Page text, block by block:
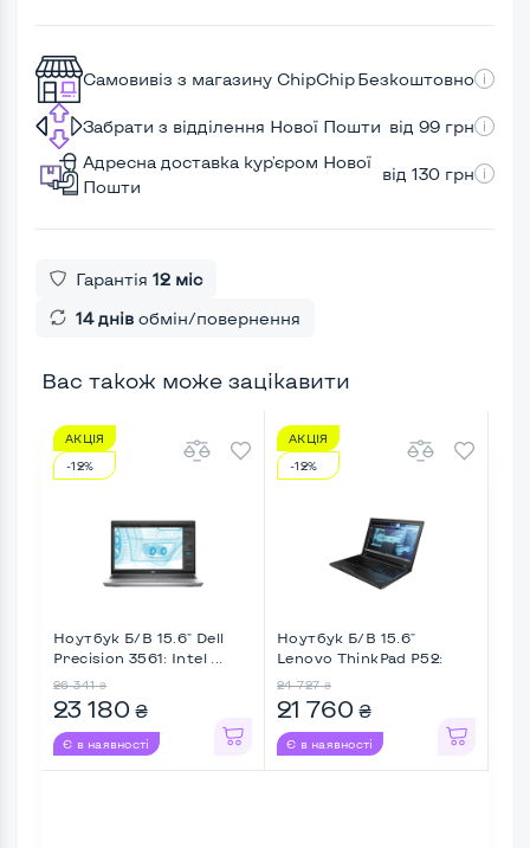
Самовивіз з магазину ChipChipБезкоштовно
Забрати з відділення Нової Пошти від 99 грн
Адресна доставка кур'єром Нової
Пошти
від 130 грн
Гарантія 12 міс
14 днів обмін/повернення
Вас також може зацікавити
АКЦІЯ
-12%
Ноутбук Б/В 15.6" Dell
Precision 3561: Intel ...
26 341 ₴
23 180 ₴
Є в наявності
АКЦІЯ
-12%
Ноутбук Б/В 15.6"
Lenovo ThinkPad P52:
24 727 ₴
21 760 ₴
Є в наявності